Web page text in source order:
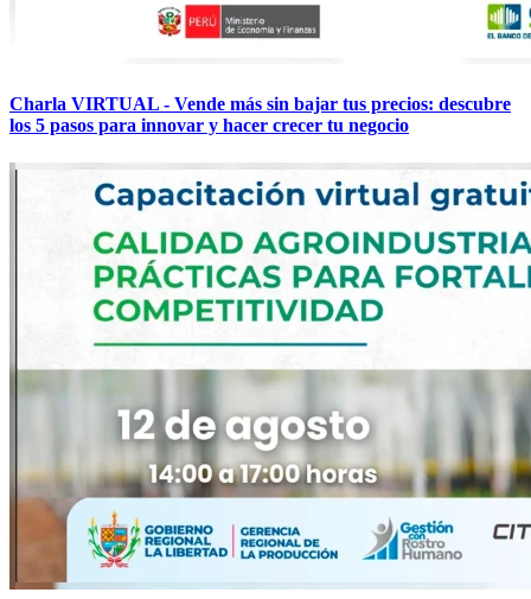
Charla VIRTUAL - Vende más sin bajar tus precios: descubre
los 5 pasos para innovar y hacer crecer tu negocio